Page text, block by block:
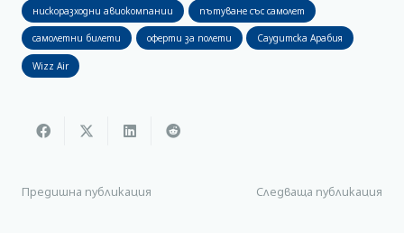
нискоразходни авиокомпании пътуване със самолет
самолетни билети оферти за полети Саудитска Арабия
Wizz Air
Предишна публикация Следваща публикация